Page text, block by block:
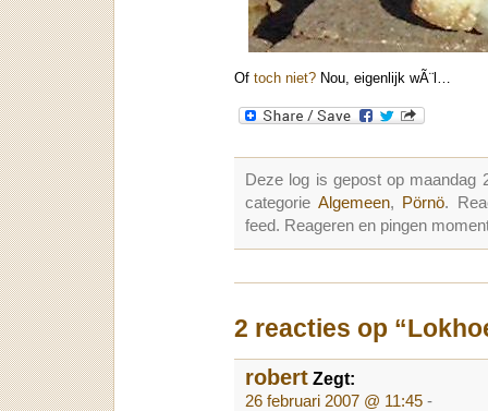
Of toch niet? Nou, eigenlijk wÃ¨l…
Deze log is gepost op maandag
categorie Algemeen, Pörnö.
feed. Reageren en pingen
2 reacties op
robert Zegt:
26 februari 2007 @ 11:45 -